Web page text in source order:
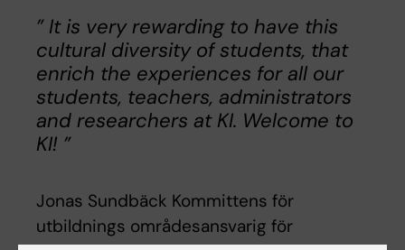
” It is very rewarding to have this
cultural diversity of students, that
enrich the experiences for all our
students, teachers, administrators
and researchers at KI. Welcome to
KI! ”
Jonas Sundbäck Kommittens för
utbildnings områdesansvarig för